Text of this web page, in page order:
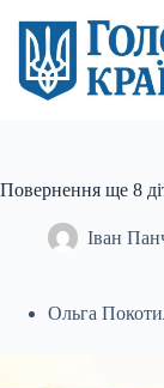
вмісту
Повернення ще 8
Іван
Ольга